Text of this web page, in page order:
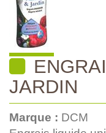
JARDIN
Marque : DCM